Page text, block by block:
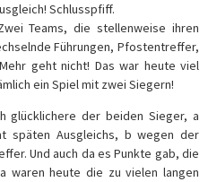
Schlusspfiff.
Teams, die stellenweise ihren
Führungen, Pfostentreffer,
geht nicht! Das war heute viel
ein Spiel mit zwei Siegern!
glücklichere der beiden Sieger, a
späten Ausgleichs, b wegen der
Und auch da es Punkte gab, die
waren heute die zu vielen langen